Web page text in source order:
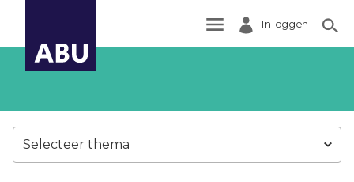
Inloggen
Selecteer thema